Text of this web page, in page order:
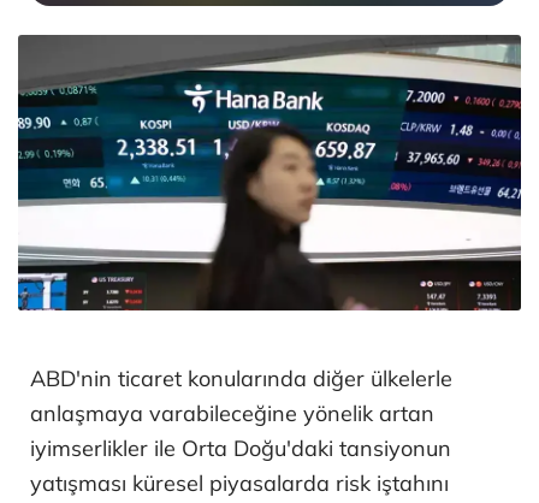
ABD'nin ticaret konularında diğer ülkelerle
anlaşmaya varabileceğine yönelik artan
iyimserlikler ile Orta Doğu'daki tansiyonun
yatışması küresel piyasalarda risk iştahını